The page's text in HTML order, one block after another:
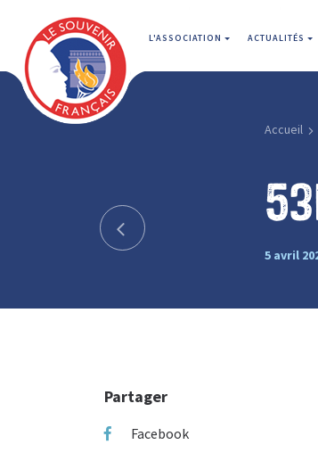
L'ASSOCIATION ACTUALITÉS
Accueil
5 avril
Partager
Facebook